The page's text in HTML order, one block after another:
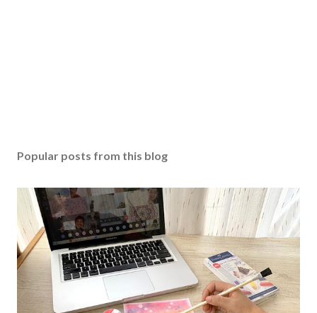
Popular posts from this blog